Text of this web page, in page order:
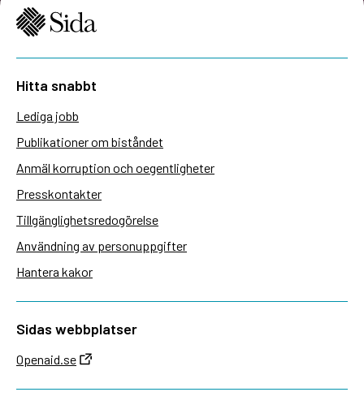
Hitta snabbt
Lediga jobb
Publikationer om biståndet
Anmäl korruption och oegentligheter
Presskontakter
Tillgänglighetsredogörelse
Användning av personuppgifter
Hantera kakor
Sidas webbplatser
Openaid.se